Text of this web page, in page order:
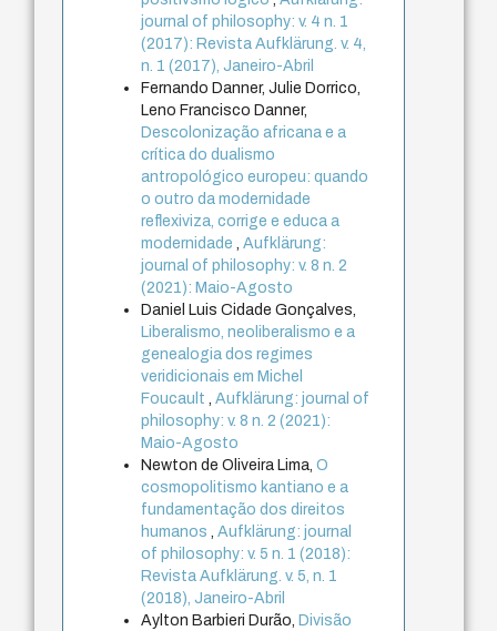
journal of philosophy: v. 4 n. 1
(2017): Revista Aufklärung. v. 4,
n. 1 (2017), Janeiro-Abril
Fernando Danner, Julie Dorrico,
Leno Francisco Danner,
Descolonização africana e a
crítica do dualismo
antropológico europeu: quando
o outro da modernidade
reflexiviza, corrige e educa a
modernidade,Aufklärung:
journal of philosophy: v. 8 n. 2
(2021): Maio-Agosto
Daniel Luis Cidade Gonçalves,
Liberalismo, neoliberalismo e a
genealogia dos regimes
veridicionais em Michel
Foucault,Aufklärung: journal of
philosophy: v. 8 n. 2 (2021):
Maio-Agosto
Newton de Oliveira Lima,O
cosmopolitismo kantiano e a
fundamentação dos direitos
humanos,Aufklärung: journal
of philosophy: v. 5 n. 1 (2018):
Revista Aufklärung. v. 5, n. 1
(2018), Janeiro-Abril
Aylton Barbieri Durão, Divisão